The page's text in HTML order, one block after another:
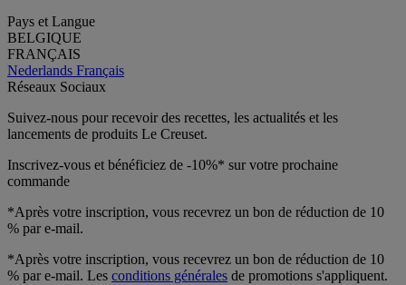
Pays et Langue
BELGIQUE
FRANÇAIS
Nederlands Français
Réseaux Sociaux
Suivez-nous pour recevoir des recettes, les actualités et les
lancements de produits Le Creuset.
Inscrivez-vous et bénéficiez de -10%* sur votre prochaine
commande
*Après votre inscription, vous recevrez un bon de réduction de 10
% par e-mail.
*Après votre inscription, vous recevrez un bon de réduction de 10
% par e-mail. Les conditions générales de promotions s'appliquent.